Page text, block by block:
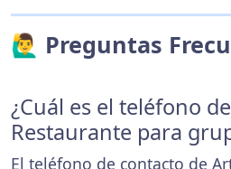
🙋‍♂️ Preguntas
¿Cuál es el teléfono
Restaurante para
El teléfono de contacto de